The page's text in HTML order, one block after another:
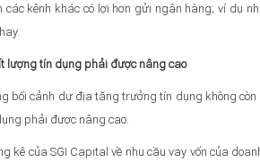
các kênh khác có lợi hơn gửi ngân hàng; ví dụ
lượng tín dụng phải được nâng cao
bối cảnh dư địa tăng trưởng tín dụng không còn
phải được nâng cao.
kê của SGI Capital về nhu cầu vay vốn của